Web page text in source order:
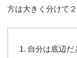
方は大きく分けて
自分は底辺